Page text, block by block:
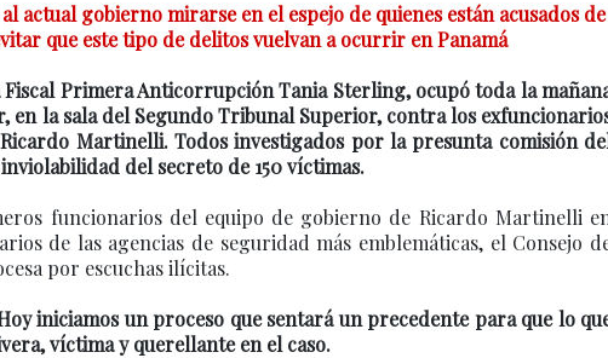
actual gobierno mirarse en el espejo de quienes están acusados de
que este tipo de delitos vuelvan a ocurrir en Panamá
Primera Anticorrupción Tania Sterling, ocupó toda la
en la sala del Segundo Tribunal Superior, contra los
Martinelli. Todos investigados por la presunta comisión
del secreto de 150 víctimas.
funcionarios del equipo de gobierno de Ricardo Martinelli
de las agencias de seguridad más emblemáticas, el Consejo
por escuchas ilícitas.
iniciamos un proceso que sentará un precedente para que lo
víctima y querellante en el caso.